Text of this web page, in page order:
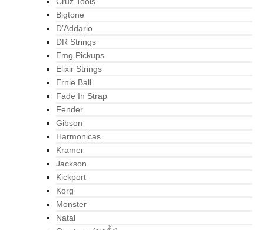
Bigtone
D’Addario
DR Strings
Emg Pickups
Elixir Strings
Ernie Ball
Fade In Strap
Fender
Gibson
Harmonicas
Kramer
Jackson
Kickport
Korg
Monster
Natal